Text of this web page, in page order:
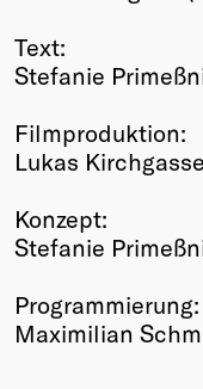
Text:
Stefanie
Filmproduktion:
Lukas
Konzept:
Stefanie
Programmierung:
Maximilian